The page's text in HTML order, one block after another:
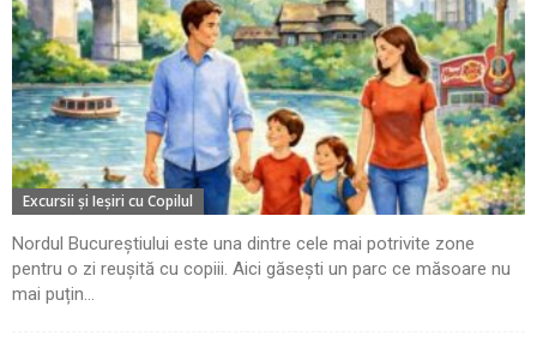
Excursii şi Ieşiri cu Copilul
Nordul Bucureștiului este una dintre cele mai potrivite zone
pentru o zi reușită cu copiii. Aici găsești un parc ce măsoare nu
mai puțin...